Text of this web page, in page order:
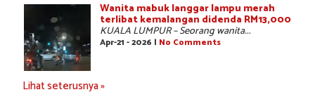
Wanita mabuk langgar lampu merah
terlibat kemalangan didenda RM13,000
KUALA LUMPUR – Seorang wanita...
Apr-21 - 2026 | No Comments
Lihat seterusnya »